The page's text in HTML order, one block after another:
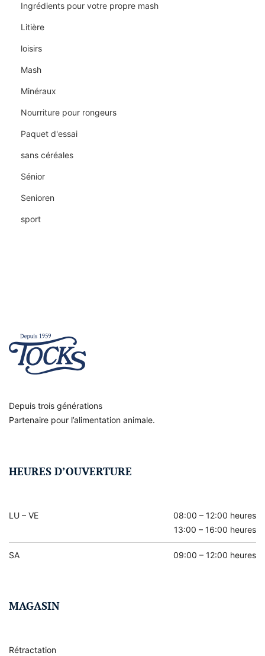
Ingrédients pour votre propre mash
Litière
loisirs
Mash
Minéraux
Nourriture pour rongeurs
Paquet d'essai
sans céréales
Sénior
Senioren
sport
Depuis trois générations
Partenaire pour l’alimentation animale.
HEURES D’OUVERTURE
LU – VE
08:00 – 12:00 heures
13:00 – 16:00 heures
SA 09:00 – 12:00 heures
MAGASIN
Rétractation